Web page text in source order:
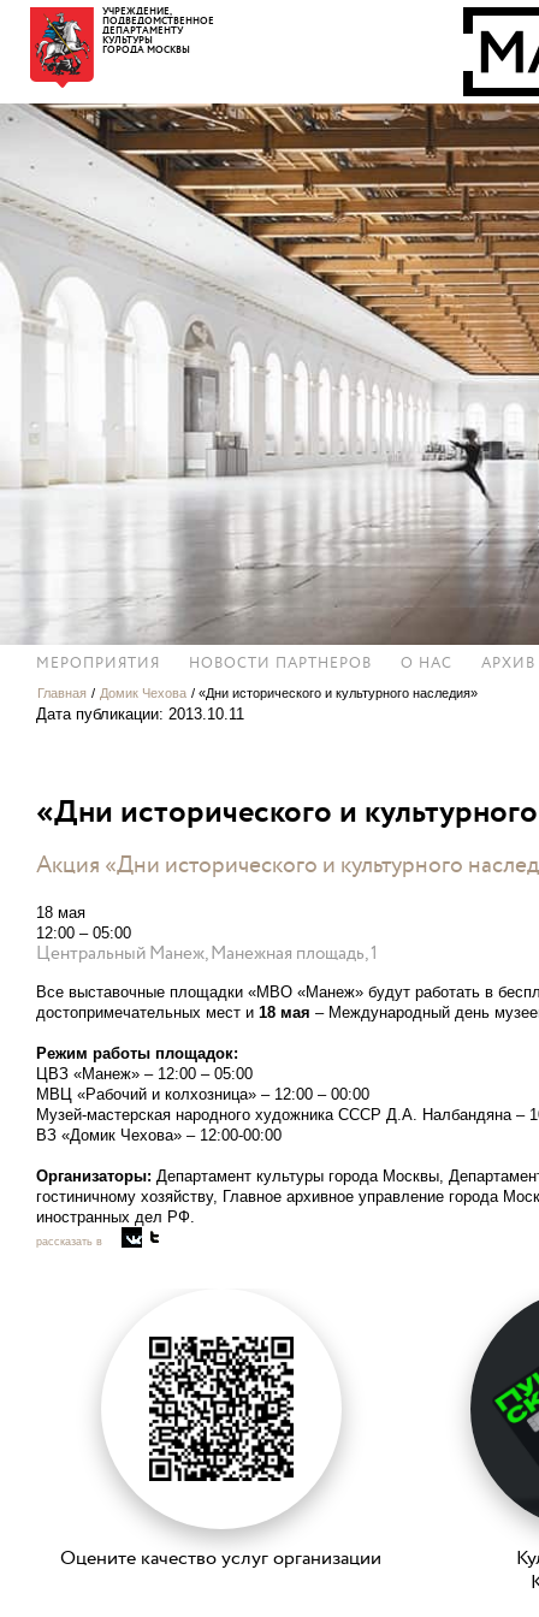
УЧРЕЖДЕНИЕ,
ПОДВЕДОМСТВЕННОЕ
ДЕПАРТАМЕНТУ
КУЛЬТУРЫ
ГОРОДА МОСКВЫ
МЕРОПРИЯТИЯ НОВОСТИ ПАРТНЕРОВ О НАС АРХИВ
Главная / Домик Чехова / «Дни исторического и культурного наследия»
Дата публикации: 2013.10.11
«Дни исторического и
Акция «Дни исторического и культурного
18 мая
12:00 – 05:00
Центральный Манеж, Манежная площадь, 1
Все выставочные площадки «МВО «Манеж» будут работать в
достопримечательных мест и 18 мая – Международный день
Режим работы площадок:
ЦВЗ «Манеж» – 12:00 – 05:00
МВЦ «Рабочий и колхозница» – 12:00 – 00:00
Музей-мастерская народного художника СССР Д.А. Налбандяна –
ВЗ «Домик Чехова» – 12:00-00:00
Организаторы: Департамент культуры города Москвы,
гостиничному хозяйству, Главное архивное управление города
иностранных дел РФ.
рассказать в
Оцените качество услуг организации